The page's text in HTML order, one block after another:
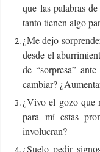
que las palabras
tanto tienen algo
¿Me dejo
desde el
de “sorpresa”
cambiar?
¿Vivo el gozo que
para mí estas
involucran?
¿Suelo pedir